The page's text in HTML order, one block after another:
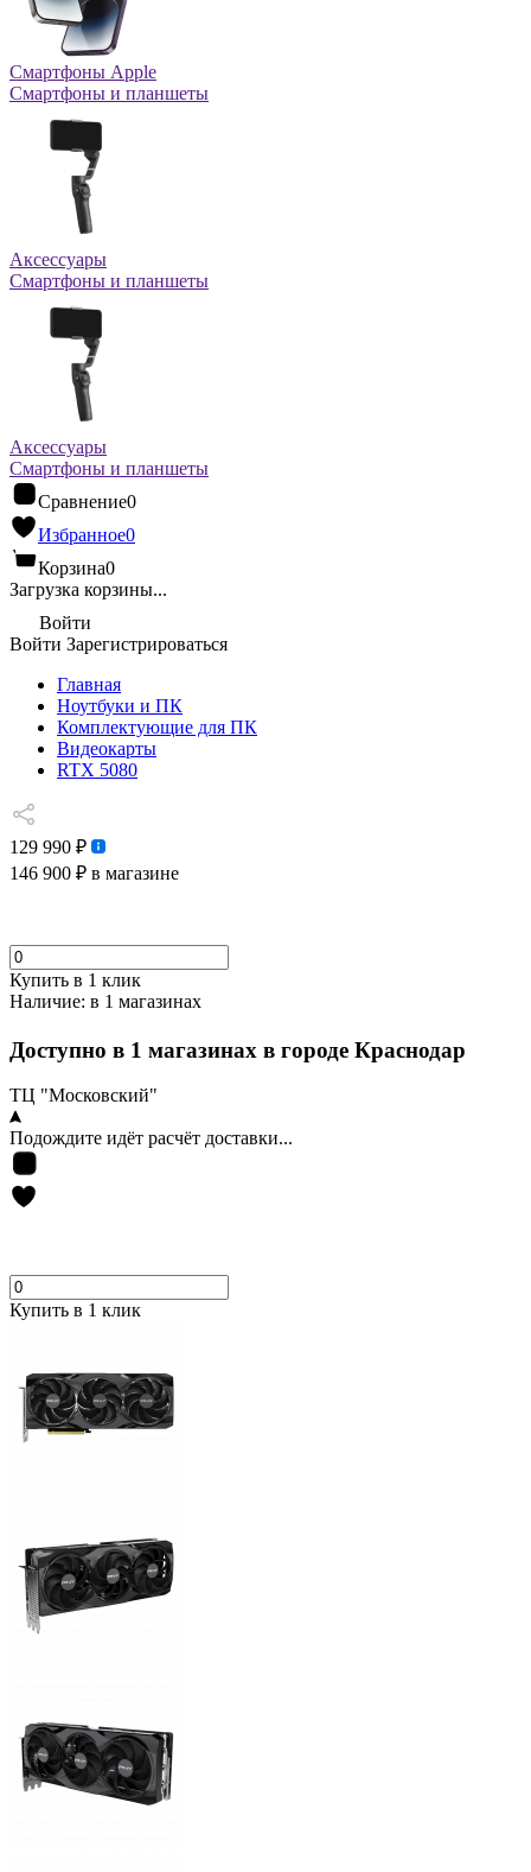
Смартфоны Apple
Смартфоны и планшеты
Аксессуары
Смартфоны и планшеты
Аксессуары
Смартфоны и планшеты
Сравнение0
Избранное0
Корзина0
Загрузка корзины...
Войти
Войти Зарегистрироваться
Главная
Ноутбуки и ПК
Комплектующие для ПК
Видеокарты
RTX 5080
129 990 ₽
146 900 ₽ в магазине
Купить в 1 клик
Наличие: в 1 магазинах
Доступно в 1 магазинах в городе Краснодар
ТЦ "Московский"
Подождите идёт расчёт доставки...
Купить в 1 клик